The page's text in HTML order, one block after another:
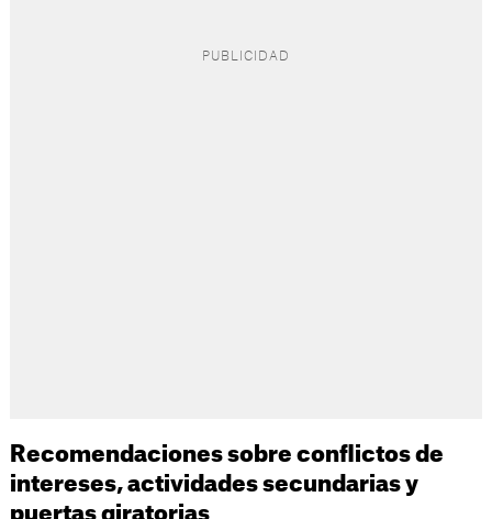
Recomendaciones sobre conflictos de
intereses, actividades secundarias y